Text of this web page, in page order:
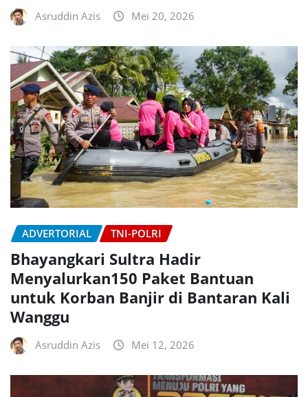
Asruddin Azis Mei 20, 2026
ADVERTORIAL TNI-POLRI
Bhayangkari Sultra Hadir
Menyalurkan150 Paket Bantuan
untuk Korban Banjir di Bantaran Kali
Wanggu
Asruddin Azis Mei 12, 2026